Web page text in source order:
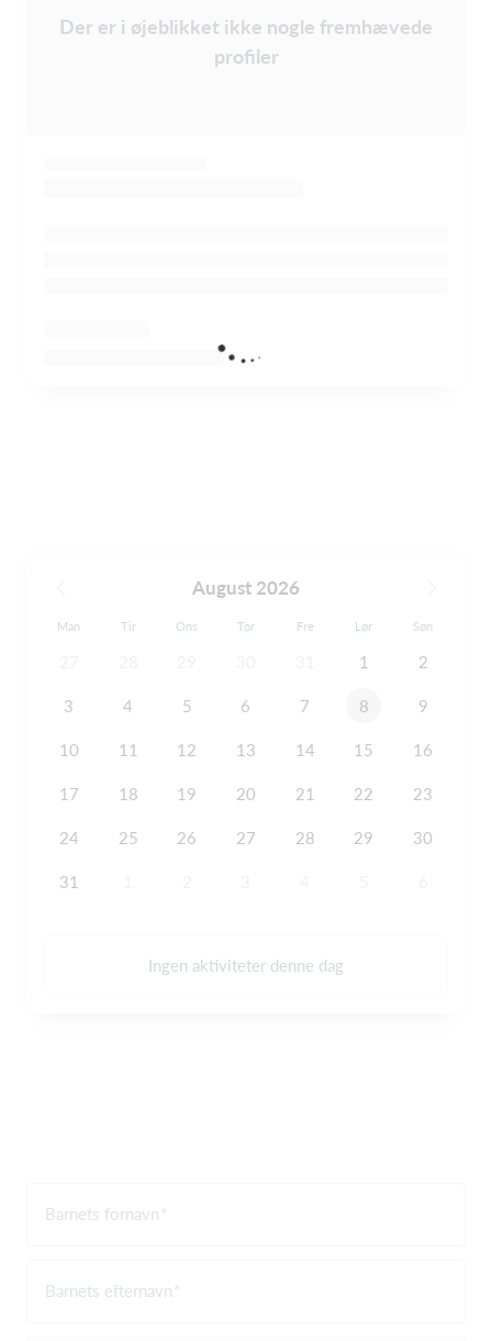
Der er i øjeblikket ikke nogle fremhævede
profiler
August 2026
Man Tir Ons Tor Fre Lør Søn
1 2
3 4 5 6 7 8 9
10 11 12 13 14 15 16
17 18 19 20 21 22 23
24 25 26 27 28 29 30
31
Ingen aktiviteter denne dag
Barnets fornavn
Barnets efternavn